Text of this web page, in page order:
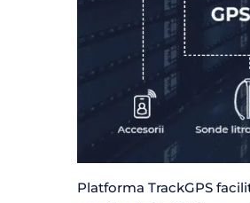
Platforma TrackGPS